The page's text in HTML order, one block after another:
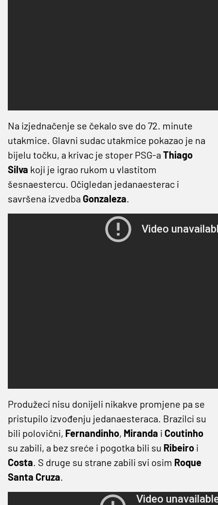
Na izjednačenje se čekalo sve do 72. minute
utakmice. Glavni sudac utakmice pokazao je na
bijelu točku, a krivac je stoper PSG-a Thiago
Silva koji je igrao rukom u vlastitom
šesnaestercu. Očigledan jedanaesterac i
savršena izvedba Gonzaleza.
Produžeci nisu donijeli nikakve promjene pa se
pristupilo izvođenju jedanaesteraca. Brazilci su
bili polovični, Fernandinho, Miranda i Coutinho
su zabili, a bez sreće i pogotka bili su Ribeiro i
Costa. S druge su strane zabili svi osim Roque
Santa Cruza.